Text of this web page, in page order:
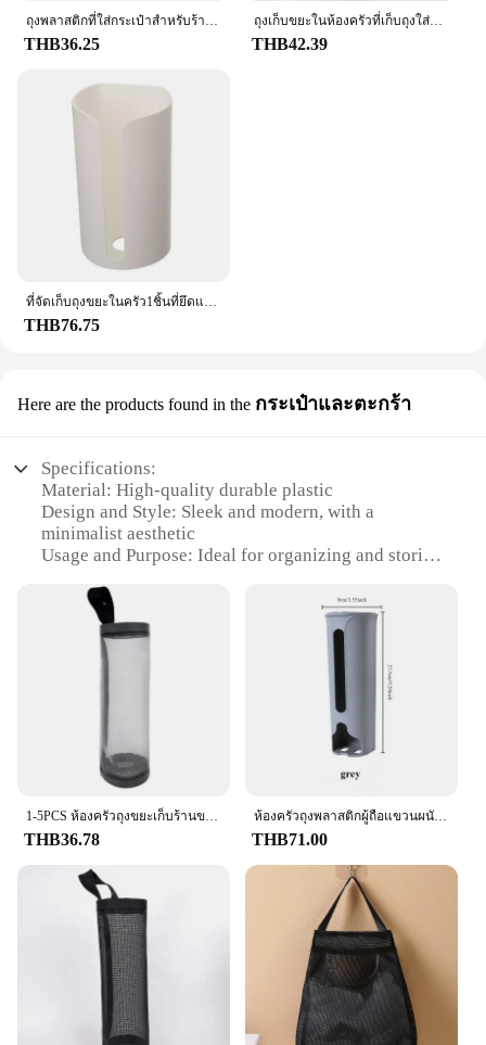
ถุงพลาสติกที่ใส่กระเป๋าสำหรับร้านขายของชำ24รูปแบบกระเป๋าเก็บของถุงใส่ขยะอุปกรณ์เครื่องครัวทุกวัน
THB36.25
ถุงเก็บขยะในห้องครัวที่เก็บถุงใส่ขยะ3/1ชิ้นถุงเก็บขยะแบบแขวนสำหรับจัดระเบียบที่ใส่ถุงพลาสติก
THB42.39
ที่จัดเก็บถุงขยะในครัว1ชิ้นที่ยึดแบบไม่ต้องเจาะรูติดผนังอุปกรณ์ห้องน้ำที่ใส่ถุงพลาสติกห้องครัว
THB76.75
Here are the products found in the กระเป๋าและตะกร้า
Specifications:
Material: High-quality durable plastic
Design and Style: Sleek and modern, with a
minimalist aesthetic
Usage and Purpose: Ideal for organizing and storing
Typical Adaptive Scenario: Perfect for homes,
offices, and retail stores
Shape or Size: Compact and space-saving, suitable
for various settings
Performance and Property: Sturdy and easy to clean
|Wholesale|Vendors|
**Efficient Storage Solution**
The Plastic Bag Holder is an indispensable
accessory for anyone looking to declutter their
aesthetically pleasing but also functional, providing
a convenient way to store and organize plastic bags.
The holder's compact size ensures that it fits easily
into any corner, making it an ideal addition to small
spaces. Its sturdy construction guarantees that it can
withstand the weight of multiple bags, making it a
reliable choice for both home and commercial use.
1-5PCS ห้องครัวถุงขยะเก็บร้านขายของชํากระเป๋าผู้ถือ Wall Mount ถุงพลาสติกผู้ถือ Dispenser แขวนขยะ Organizer
THB36.78
ห้องครัวถุงพลาสติกผู้ถือแขวนผนังถุงขยะกล่องเก็บถังขยะห้องน้ําถังDispenserเครื่องมือห้องครัว
THB71.00